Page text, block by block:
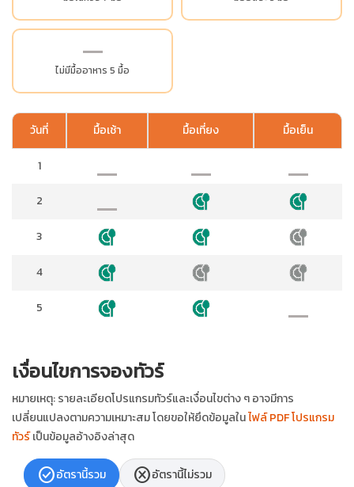
ไม่มีมื้ออาหาร 5 มื้อ
วันที่ มื้อเช้า มื้อเที่ยง มื้อเย็น
1
2
3
4
5
เงื่อนไขการจองทัวร์
หมายเหตุ: รายละเอียดโปรแกรมทัวร์และเงื่อนไขต่าง ๆ อาจมีการ
เปลี่ยนแปลงตามความเหมาะสม โดยขอให้ยึดข้อมูลในไฟล์ PDF โปรแกรม
ทัวร์เป็นข้อมูลอ้างอิงล่าสุด
check_circleอัตรานี้รวม cancelอัตรานี้ไม่รวม